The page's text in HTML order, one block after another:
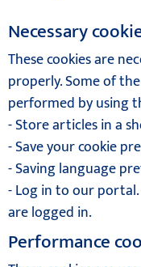
Necessary
These cookies are
properly. Some of
performed by using
- Store articles in a
- Save your cookie
- Saving language
- Log in to our
are logged in.
Performance